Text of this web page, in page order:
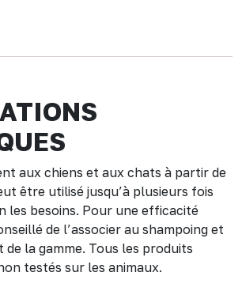
aux chiens et aux chats à partir de
être utilisé jusqu’à plusieurs fois
les besoins. Pour une efficacité
de l’associer au shampoing et
de la gamme. Tous les produits
testés sur les animaux.